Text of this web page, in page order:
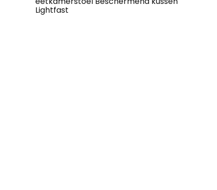
Lightfast